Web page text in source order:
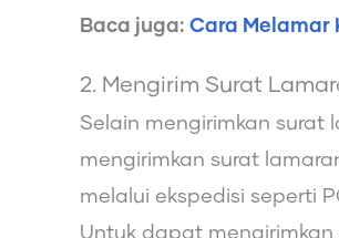
Baca juga: Cara Melamar
2. Mengirim Surat
Selain mengirimkan
mengirimkan surat
melalui ekspedisi seperti
Untuk dapat